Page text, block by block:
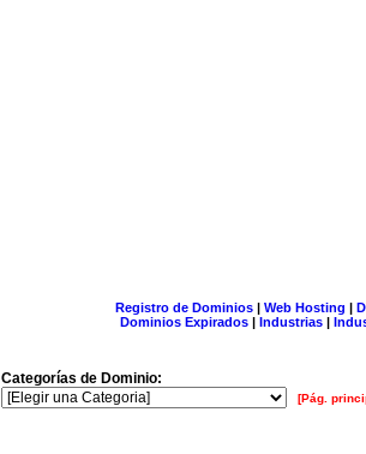
Registro de Dominios| Web Hosting |
Dominios Expirados | Industrias |
Categorías de Dominio:
[Pág.